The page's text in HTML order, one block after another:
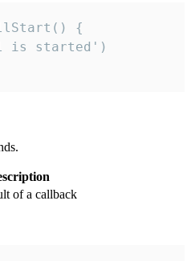
{
is started')
of a callback